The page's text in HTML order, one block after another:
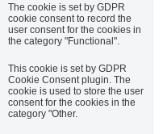
The cookie is set by GDPR
cookie consent to record the
user consent for the cookies in
the category "Functional".
This cookie is set by GDPR
Cookie Consent plugin. The
cookie is used to store the user
consent for the cookies in the
category "Other.